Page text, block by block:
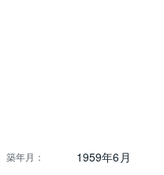
築年月 ： 1959年6月